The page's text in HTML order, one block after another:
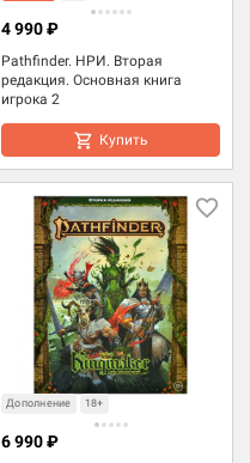
Pathfinder. НРИ. Вторая
редакция. Основная книга
игрока 2
4 990 ₽
Купить
Дополнение 18+
6 990 ₽